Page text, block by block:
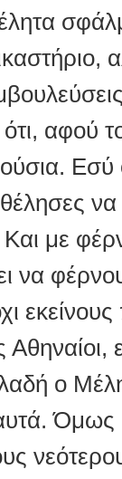
ότι,
Και με
να
ο